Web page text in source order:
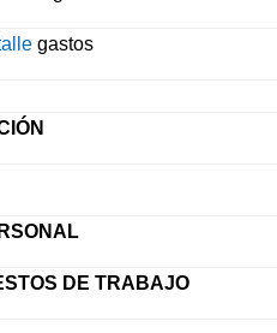
gastos
DE TRABAJO